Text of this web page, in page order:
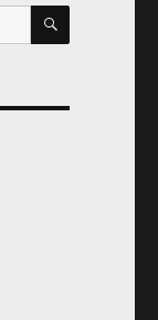
SUCHEN